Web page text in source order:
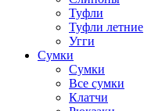
Туфли
Туфли летние
Угги
Сумки
Сумки
Все сумки
Клатчи